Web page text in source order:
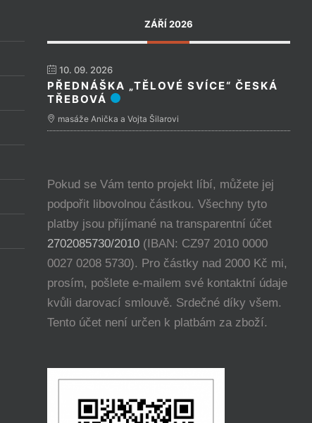
ZÁŘÍ 2026
10. 09. 2026
PŘEDNÁŠKA „TĚLOVÉ SVÍCE“ ČESKÁ
TŘEBOVÁ
masáže Anička a Vojta Šilarovi
Pokud se Vám tento projekt líbí, můžete jej
podpořit libovolnou částkou. Všechny tyto
platby jsou přijímané na transparentní účet
2702085730/2010(IBAN: CZ97 2010 0000
0027 0208 5730). Pro částky nad 2000 Kč mi,
prosím, pošlete e-mailem své kontaktní údaje
kvůli darovací smlouvě. Srdečné díky všem.
Tento účet není určen k platbám za zboží.